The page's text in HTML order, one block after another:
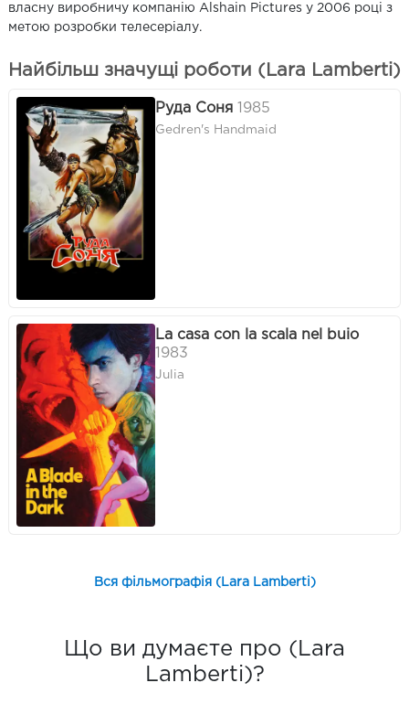
власну виробничу компанію Alshain Pictures у 2006 році з
метою розробки телесеріалу.
Найбільш значущі роботи (Lara Lamberti)
Руда Соня 1985
Gedren's Handmaid
La casa con la scala nel buio
1983
Julia
Вся фільмографія (Lara Lamberti)
Що ви думаєте про (Lara
Lamberti)?